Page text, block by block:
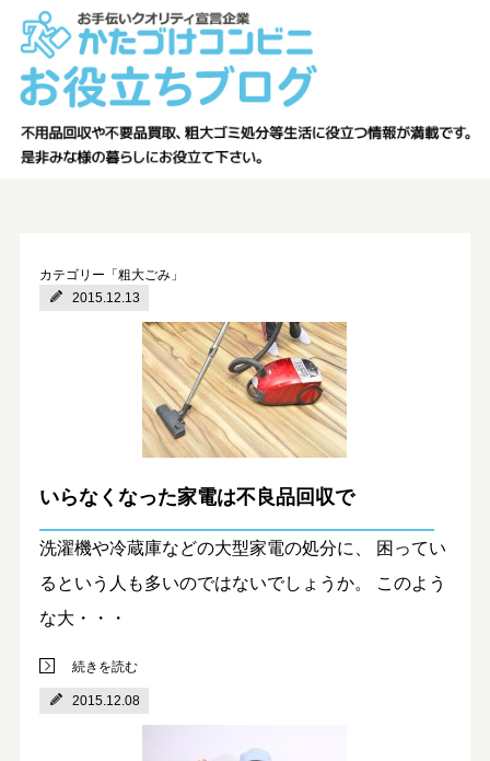
カテゴリー「粗大ごみ」
2015.12.13
いらなくなった家電は不良品回収で
洗濯機や冷蔵庫などの大型家電の処分に、 困ってい
るという人も多いのではないでしょうか。 このよう
な大・・・
続きを読む
2015.12.08